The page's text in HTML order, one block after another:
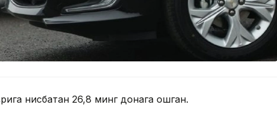
нисбатан 26,8 минг донага ошган.